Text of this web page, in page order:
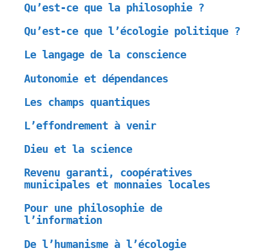
Qu’est-ce que la philosophie ?
Qu’est-ce que l’écologie politique ?
Le langage de la conscience
Autonomie et dépendances
Les champs quantiques
L’effondrement à venir
Dieu et la science
Revenu garanti, coopératives
municipales et monnaies locales
Pour une philosophie de
l’information
De l’humanisme à l’écologie